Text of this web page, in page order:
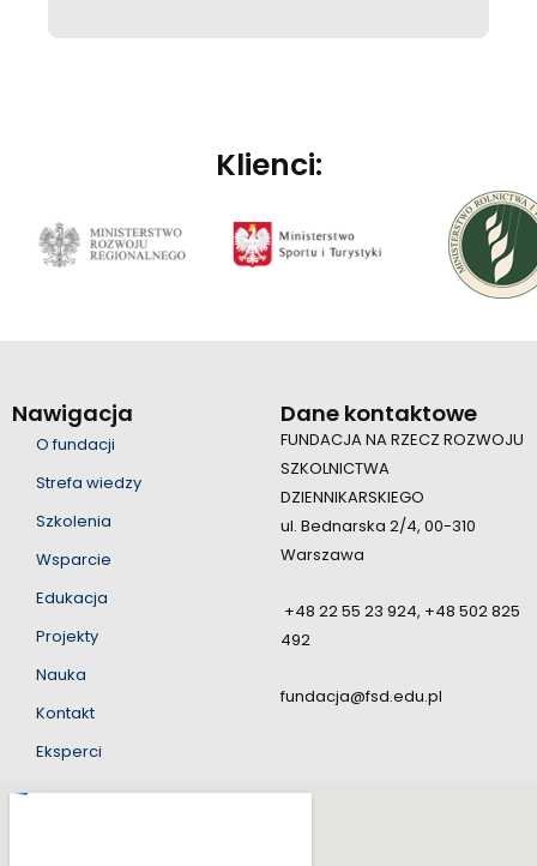
Klienci:
Nawigacja
O fundacji
Strefa wiedzy
Szkolenia
Wsparcie
Edukacja
Projekty
Nauka
Kontakt
Eksperci
Dane kontaktowe
FUNDACJA NA RZECZ ROZWOJU
SZKOLNICTWA
DZIENNIKARSKIEGO
ul. Bednarska 2/4, 00-310
Warszawa
+48 22 55 23 924, +48 502 825
492
fundacja@fsd.edu.pl